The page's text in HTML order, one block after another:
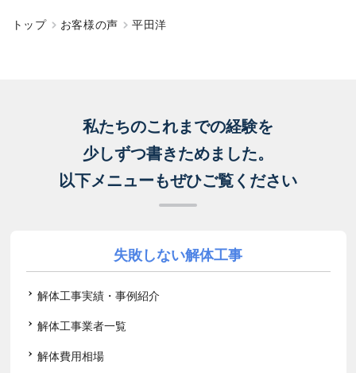
トップ お客様の声 平田洋
私たちのこれまでの経験を
少しずつ書きためました。
以下メニューもぜひご覧ください
失敗しない解体工事
解体工事実績・事例紹介
解体工事業者一覧
解体費用相場